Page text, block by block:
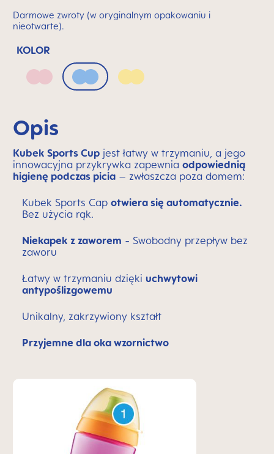
Darmowe zwroty (w oryginalnym opakowaniu i
nieotwarte).
KOLOR
Blush Powder BlueSunlight
Opis
Kubek Sports Cup jest łatwy w trzymaniu, a jego
innowacyjna przykrywka zapewnia odpowiednią
higienę podczas picia – zwłaszcza poza domem:
Kubek Sports Cap otwiera się automatycznie.
Bez użycia rąk.
Niekapek z zaworem - Swobodny przepływ bez
zaworu
Łatwy w trzymaniu dzięki uchwytowi
antypoślizgowemu
Unikalny, zakrzywiony kształt
Przyjemne dla oka wzornictwo